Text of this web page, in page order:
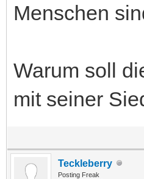
Menschen
Warum soll
mit seiner
Teckleberry
Posting Freak